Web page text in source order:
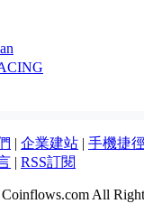
| 企業建站 | 手機捷徑
| RSS訂閱
All